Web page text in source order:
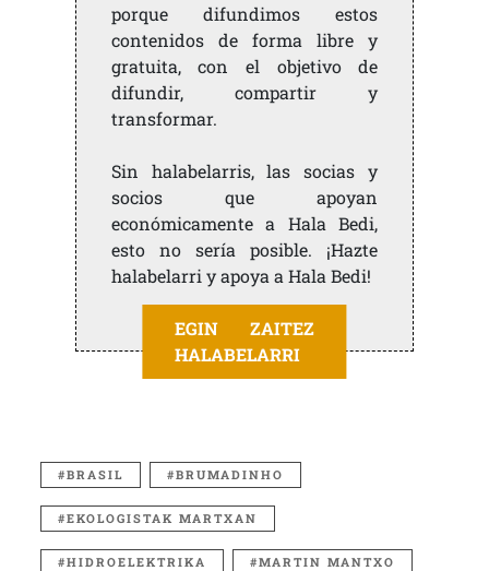
porque difundimos estos
contenidos de forma libre y
gratuita, con el objetivo de
difundir, compartir y
transformar.
Sin halabelarris, las socias y
socios que apoyan
económicamente a Hala Bedi,
esto no sería posible. ¡Hazte
halabelarri y apoya a Hala Bedi!
EGIN ZAITEZ
HALABELARRI
BRASIL BRUMADINHO
EKOLOGISTAK MARTXAN
HIDROELEKTRIKA MARTIN MANTXO